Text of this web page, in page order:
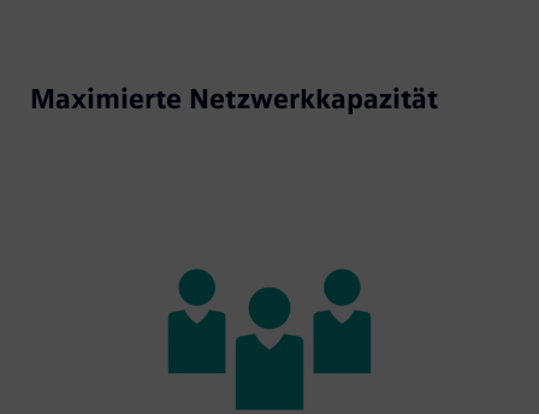
Maximierte Netzwerkkapazität